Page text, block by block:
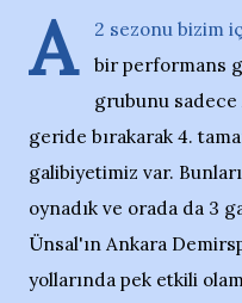
A
2 sezonu bizim
bir performans
grubunu sadece
geride bırakarak 4.
galibiyetimiz var.
oynadık ve orada da 3
Ünsal'ın Ankara
yollarında pek etkili